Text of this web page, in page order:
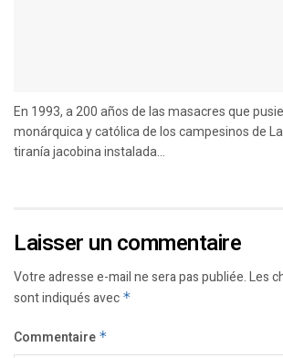
En 1993, a 200 años de las masacres que
monárquica y católica de los campesinos de
tiranía jacobina instalada...
Laisser un commentaire
Votre adresse e-mail ne sera pas publiée.Les
sont indiqués avec *
Commentaire *